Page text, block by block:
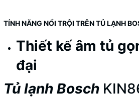
TÍNH NĂNG NỔI TRỘI TRÊN TỦ LẠNH
Thiết kế âm tủ
đại
Tủ lạnh Bosch